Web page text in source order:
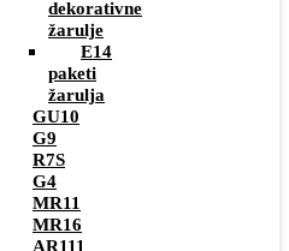
dekorativne
žarulje
E14
paketi
žarulja
GU10
G9
R7S
G4
MR11
MR16
AR111